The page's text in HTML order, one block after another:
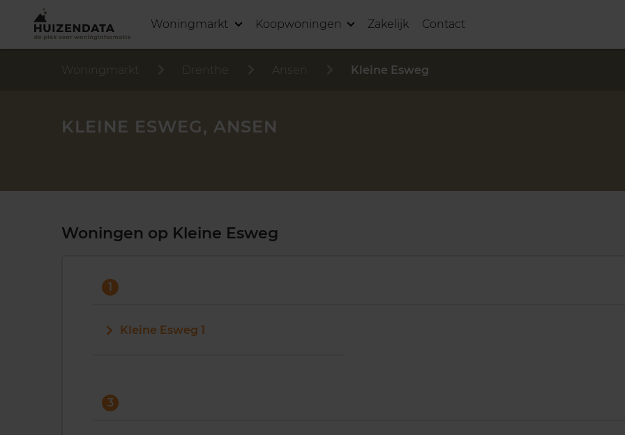
Woningmarkt Koopwoningen Zakelijk Contact
Woningmarkt Drenthe Ansen Kleine Esweg
KLEINE ESWEG, ANSEN
Woningen op Kleine Esweg
1
Kleine Esweg 1
3